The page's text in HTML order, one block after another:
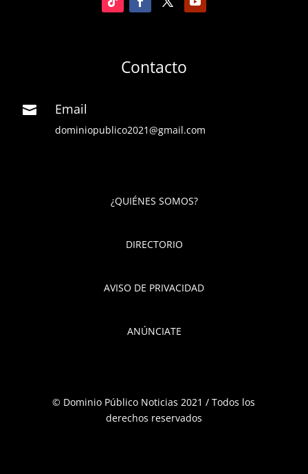
Contacto
 Email
dominiopublico2021@gmail.com
¿QUIÉNES SOMOS?
DIRECTORIO
AVISO DE PRIVACIDAD
ANÚNCIATE
© Dominio Público Noticias 2021 / Todos los
derechos reservados